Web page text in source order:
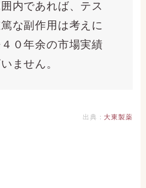
内であれば、テス
な副作用は考えに
０年余の市場実績
ません。
出典：大東製薬